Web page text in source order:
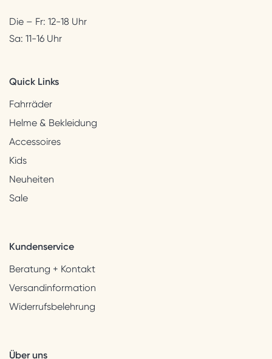
Die – Fr: 12-18 Uhr
Sa: 11-16 Uhr
Quick Links
Fahrräder
Helme & Bekleidung
Accessoires
Kids
Neuheiten
Sale
Kundenservice
Beratung + Kontakt
Versandinformation
Widerrufsbelehrung
Über uns